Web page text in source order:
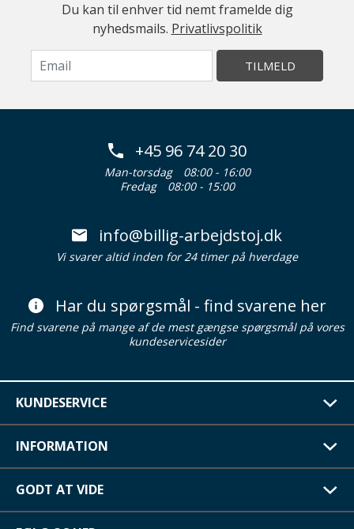
Du kan til enhver tid nemt framelde dig
nyhedsmails. Privatlivspolitik
TILMELD
+45 96 74 20 30
Man-torsdag
08:00 - 16:00
Fredag
08:00 - 15:00
info@billig-arbejdstoj.dk
Vi svarer altid inden for 24 timer på hverdage
Har du spørgsmål - find svarene her
Find svarene på mange af de mest gængse spørgsmål på vores
kundeservicesider
KUNDESERVICE
INFORMATION
GODT AT VIDE